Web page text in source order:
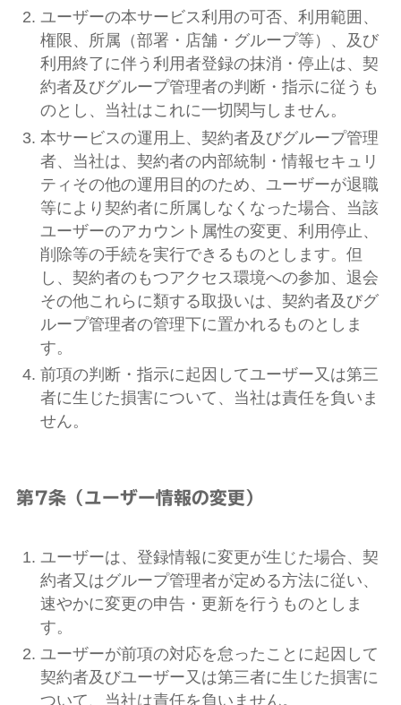
ユーザーの本サービス利用の可否、利用範囲、
権限、所属（部署・店舗・グループ等）、及び
利用終了に伴う利用者登録の抹消・停止は、契
約者及びグループ管理者の判断・指示に従うも
のとし、当社はこれに一切関与しません。
本サービスの運用上、契約者及びグループ管理
者、当社は、契約者の内部統制・情報セキュリ
ティその他の運用目的のため、ユーザーが退職
等により契約者に所属しなくなった場合、当該
ユーザーのアカウント属性の変更、利用停止、
削除等の手続を実行できるものとします。但
し、契約者のもつアクセス環境への参加、退会
その他これらに類する取扱いは、契約者及びグ
ループ管理者の管理下に置かれるものとしま
す。
前項の判断・指示に起因してユーザー又は第三
者に生じた損害について、当社は責任を負いま
せん。
第7条（ユーザー情報の変更）
ユーザーは、登録情報に変更が生じた場合、契
約者又はグループ管理者が定める方法に従い、
速やかに変更の申告・更新を行うものとしま
す。
ユーザーが前項の対応を怠ったことに起因して
契約者及びユーザー又は第三者に生じた損害に
ついて、当社は責任を負いません。